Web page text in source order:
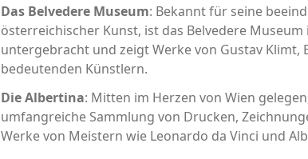
Das Belvedere Museum: Bekannt für seine
österreichischer Kunst, ist das Belvedere
untergebracht und zeigt Werke von Gustav Klimt,
bedeutenden Künstlern.
Die Albertina: Mitten im Herzen von Wien
umfangreiche Sammlung von Drucken,
Werke von Meistern wie Leonardo da Vinci und